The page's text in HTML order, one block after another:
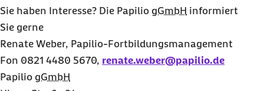
Sie haben Interesse? Die Papilio gGmbH informiert
Sie gerne
Renate Weber, Papilio-Fortbildungsmanagement
Fon 0821 4480 5670, renate.weber@papilio.de
Papilio gGmbH